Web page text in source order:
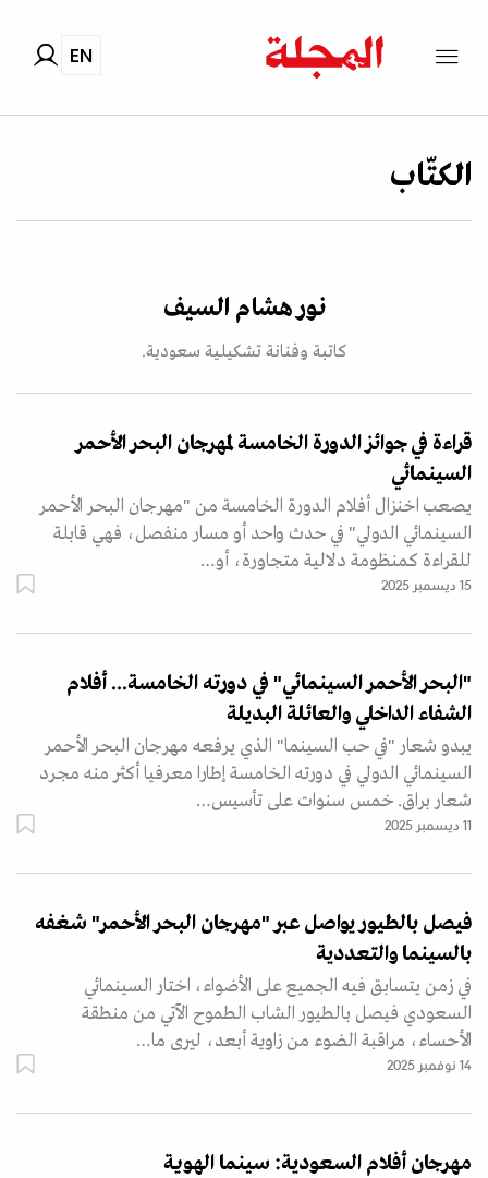
EN
الكتّاب
نور هشام السيف
كاتبة وفنانة تشكيلية سعودية.
قراءة في جوائز الدورة الخامسة لمهرجان البحر الأحمر
السينمائي
يصعب اخنزال أفلام الدورة الخامسة من "مهرجان البحر الأحمر
السينمائي الدولي" في حدث واحد أو مسار منفصل، فهي قابلة
للقراءة كمنظومة دلالية متجاورة، أو…
15 ديسمبر 2025
"البحر الأحمر السينمائي" في دورته الخامسة... أفلام
الشفاء الداخلي والعائلة البديلة
يبدو شعار "في حب السينما" الذي يرفعه مهرجان البحر الأحمر
السينمائي الدولي في دورته الخامسة إطارا معرفيا أكثر منه مجرد
شعار براق. خمس سنوات على تأسيس…
11 ديسمبر 2025
فيصل بالطيور يواصل عبر "مهرجان البحر الأحمر" شغفه
بالسينما والتعددية
في زمن يتسابق فيه الجميع على الأضواء، اختار السينمائي
السعودي فيصل بالطيور الشاب الطموح الآتي من منطقة
الأحساء، مراقبة الضوء من زاوية أبعد، ليرى ما…
14 نوفمبر 2025
مهرجان أفلام السعودية: سينما الهوية